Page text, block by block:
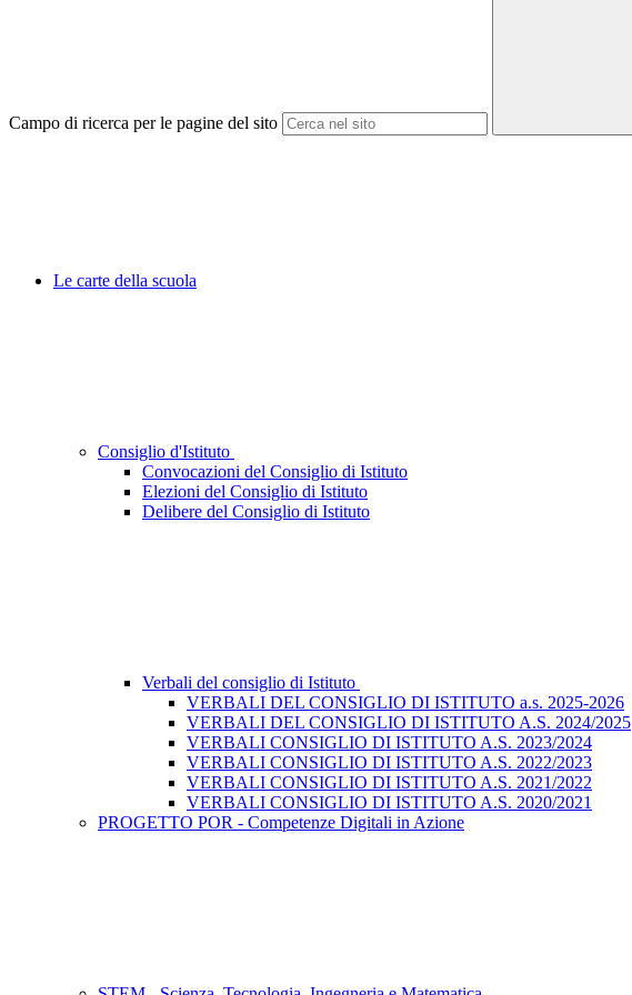
Campo di ricerca per le pagine del sito
Le carte della scuola
Consiglio d'Istituto
Convocazioni del Consiglio di Istituto
Elezioni del Consiglio di Istituto
Delibere del Consiglio di Istituto
Verbali del consiglio di Istituto
VERBALI DEL CONSIGLIO DI ISTITUTO a.s. 2025-2026
VERBALI DEL CONSIGLIO DI ISTITUTO A.S. 2024/2025
VERBALI CONSIGLIO DI ISTITUTO A.S. 2023/2024
VERBALI CONSIGLIO DI ISTITUTO A.S. 2022/2023
VERBALI CONSIGLIO DI ISTITUTO A.S. 2021/2022
VERBALI CONSIGLIO DI ISTITUTO A.S. 2020/2021
PROGETTO POR - Competenze Digitali in Azione